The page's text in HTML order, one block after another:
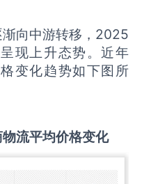
向中游转移，2025
现上升态势。近年
变化趋势如下图所
流平均价格变化